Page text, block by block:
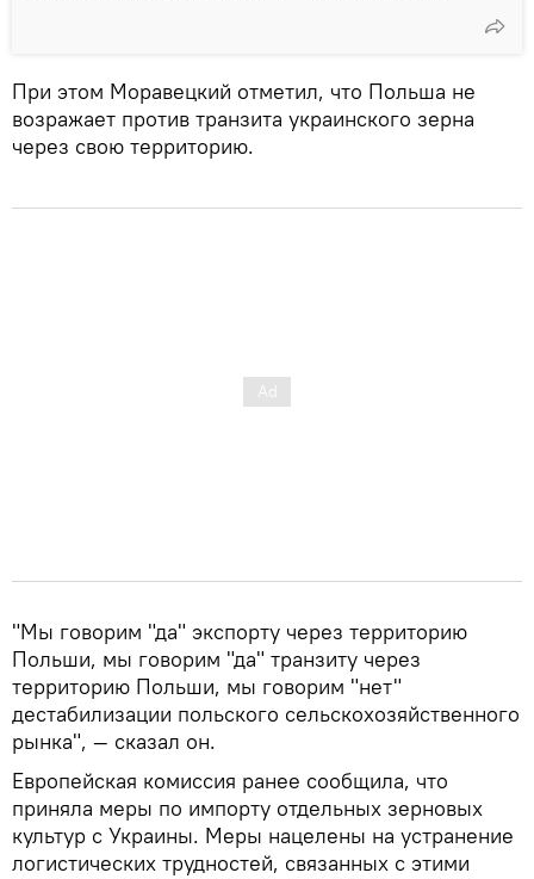
При этом Моравецкий отметил, что Польша не
возражает против транзита украинского зерна
через свою территорию.
"Мы говорим "да" экспорту через территорию
Польши, мы говорим "да" транзиту через
территорию Польши, мы говорим "нет"
дестабилизации польского сельскохозяйственного
рынка", — сказал он.
Европейская комиссия ранее сообщила, что
приняла меры по импорту отдельных зерновых
культур с Украины. Меры нацелены на устранение
логистических трудностей, связанных с этими